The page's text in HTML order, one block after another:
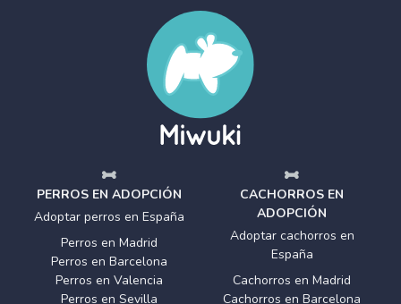
PERROS EN ADOPCIÓN
Adoptar perros en España
Perros en Madrid
Perros en Barcelona
Perros en Valencia
Perros en Sevilla
CACHORROS EN
ADOPCIÓN
Adoptar cachorros en
España
Cachorros en Madrid
Cachorros en Barcelona